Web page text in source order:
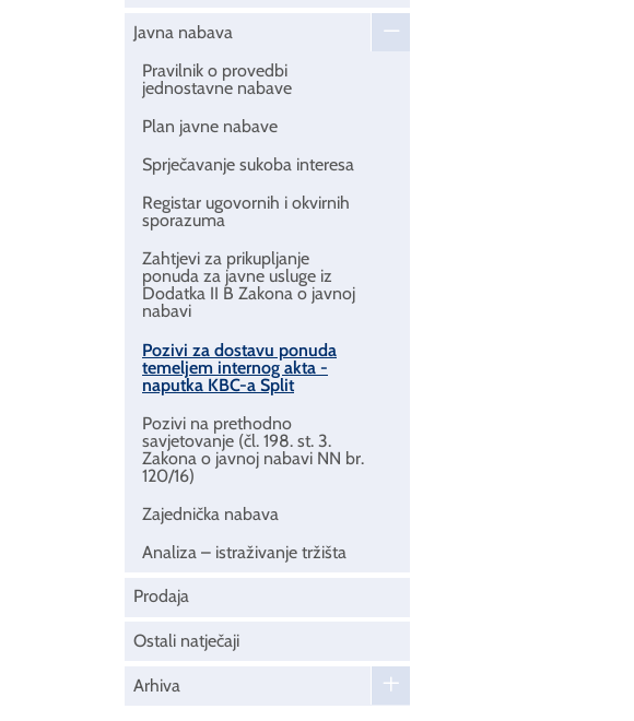
Javna nabava
Pravilnik o provedbi
jednostavne nabave
Plan javne nabave
Sprječavanje sukoba interesa
Registar ugovornih i okvirnih
sporazuma
Zahtjevi za prikupljanje
ponuda za javne usluge iz
Dodatka II B Zakona o javnoj
nabavi
Pozivi za dostavu ponuda
temeljem internog akta -
naputka KBC-a Split
Pozivi na prethodno
savjetovanje (čl. 198. st. 3.
Zakona o javnoj nabavi NN br.
120/16)
Zajednička nabava
Analiza – istraživanje tržišta
Prodaja
Ostali natječaji
Arhiva